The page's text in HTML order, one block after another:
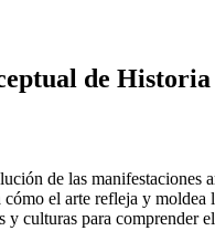
de
de las
el arte refleja y
y culturas para comprender